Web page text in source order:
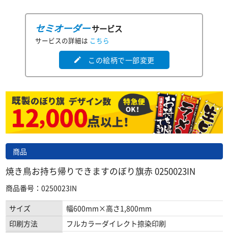
セミオーダーサービス
サービスの詳細は こちら
edit この絵柄で一部変更
商品
焼き鳥お持ち帰りできますのぼり旗赤 0250023IN
商品番号：0250023IN
サイズ
幅600mm×高さ1,800mm
印刷方法
フルカラーダイレクト捺染印刷